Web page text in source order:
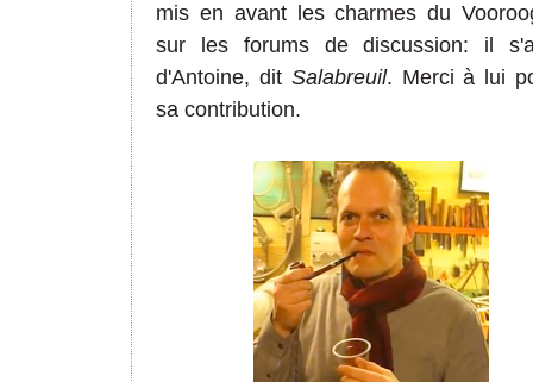
mis en avant les charmes du
sur les forums de discussion: il
d'Antoine, dit Salabreuil. Merci à lui
sa contribution.